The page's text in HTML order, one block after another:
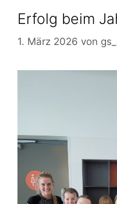
Erfolg beim
1. März 2026 von